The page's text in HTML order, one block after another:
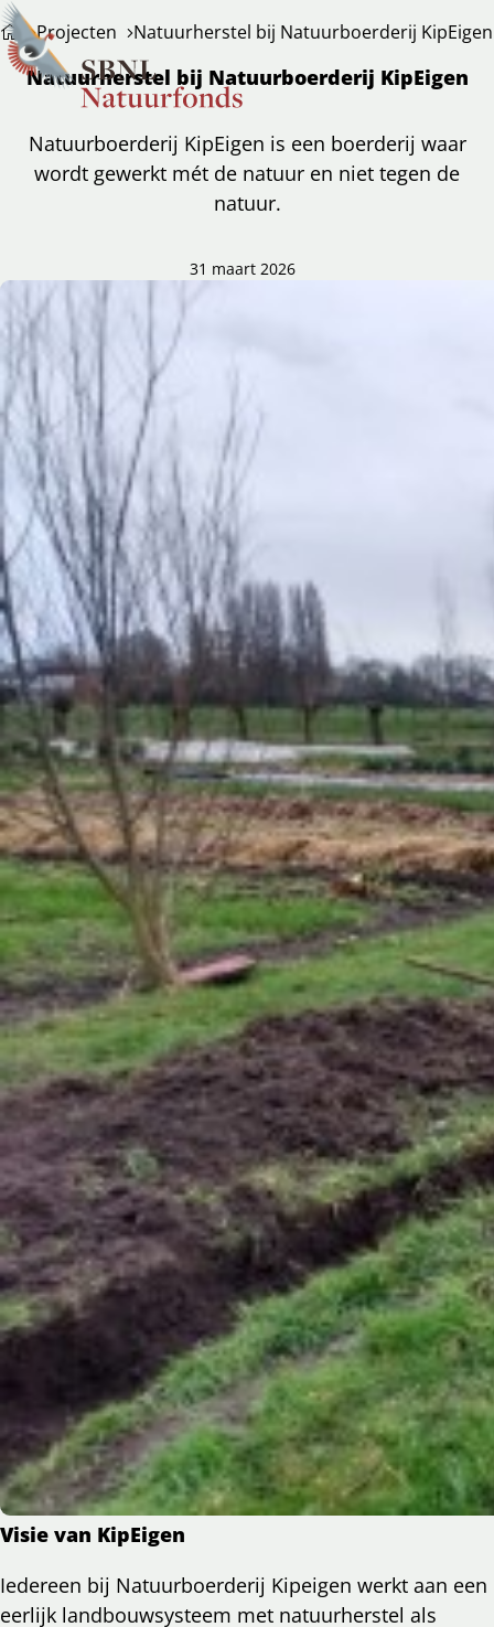
Projecten Natuurherstel bij Natuurboerderij KipEigen
Natuurherstel bij Natuurboerderij KipEigen
Natuurboerderij KipEigen is een boerderij waar
wordt gewerkt mét de natuur en niet tegen de
natuur.
31 maart 2026
Visie van KipEigen
Iedereen bij Natuurboerderij Kipeigen werkt aan een
eerlijk landbouwsysteem met natuurherstel als